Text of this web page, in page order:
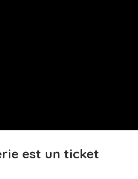
est un ticket